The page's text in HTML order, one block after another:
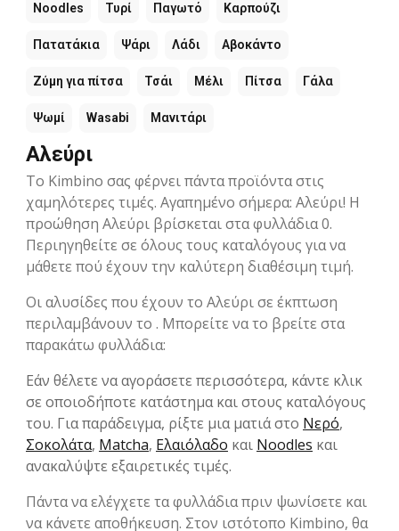
Noodles Τυρί Παγωτό Καρπούζι
Πατατάκια Ψάρι Λάδι Αβοκάντο
Ζύμη για πίτσα Τσάι Μέλι Πίτσα Γάλα
Ψωμί Wasabi Μανιτάρι
Αλεύρι
Το Kimbino σας φέρνει πάντα προϊόντα στις
χαμηλότερες τιμές. Αγαπημένο σήμερα: Αλεύρι! Η
προώθηση Αλεύρι βρίσκεται στα φυλλάδια 0.
Περιηγηθείτε σε όλους τους καταλόγους για να
μάθετε πού έχουν την καλύτερη διαθέσιμη τιμή.
Οι αλυσίδες που έχουν το Αλεύρι σε έκπτωση
περιλαμβάνουν το . Μπορείτε να το βρείτε στα
παρακάτω φυλλάδια:
Εάν θέλετε να αγοράσετε περισσότερα, κάντε κλικ
σε οποιοδήποτε κατάστημα και στους καταλόγους
του. Για παράδειγμα, ρίξτε μια ματιά στο Νερό,
Σοκολάτα, Matcha, Ελαιόλαδο και Noodles και
ανακαλύψτε εξαιρετικές τιμές.
Πάντα να ελέγχετε τα φυλλάδια πριν ψωνίσετε και
να κάνετε αποθήκευση. Στον ιστότοπο Kimbino, θα